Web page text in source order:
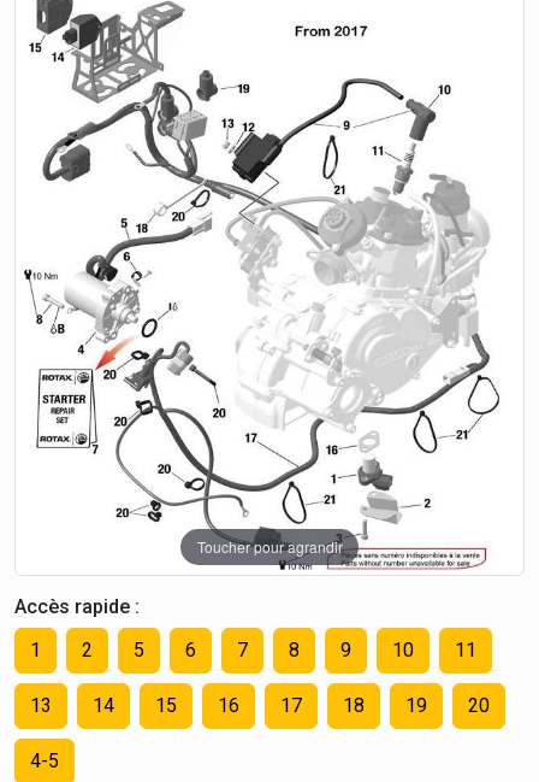
Toucher pour agrandir
Accès rapide :
1
2 5 6 7 8 9 10 11
13 14 15 16 17 18 19 20
4-5